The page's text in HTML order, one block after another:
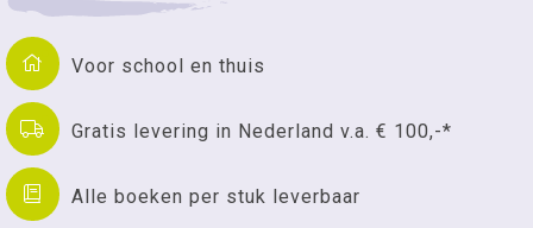
Voor school en thuis
Gratis levering in Nederland v.a. € 100,-*
Alle boeken per stuk leverbaar